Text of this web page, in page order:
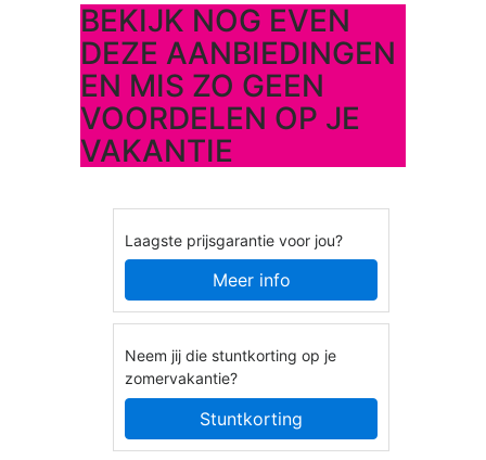
BEKIJK NOG EVEN
DEZE AANBIEDINGEN
EN MIS ZO GEEN
VOORDELEN OP JE
VAKANTIE
Laagste prijsgarantie voor jou?
Meer info
Neem jij die stuntkorting op je
zomervakantie?
Stuntkorting